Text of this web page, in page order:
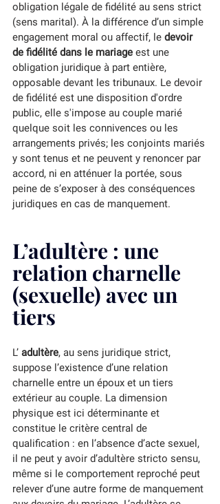
obligation légale de fidélité au sens strict
(sens marital). À la différence d’un simple
engagement moral ou affectif, le devoir
de fidélité dans le mariage est une
obligation juridique à part entière,
opposable devant les tribunaux. Le devoir
de fidélité est une disposition d'ordre
public, elle s'impose au couple marié
quelque soit les connivences ou les
arrangements privés; les conjoints mariés
y sont tenus et ne peuvent y renoncer par
accord, ni en atténuer la portée, sous
peine de s’exposer à des conséquences
juridiques en cas de manquement.
L’adultère : une
relation charnelle
(sexuelle) avec un
tiers
L’ adultère, au sens juridique strict,
suppose l’existence d’une relation
charnelle entre un époux et un tiers
extérieur au couple. La dimension
physique est ici déterminante et
constitue le critère central de
qualification : en l’absence d’acte sexuel,
il ne peut y avoir d’adultère stricto sensu,
même si le comportement reproché peut
relever d’une autre forme de manquement